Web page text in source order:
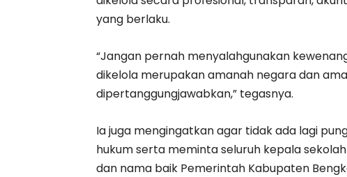
yang berlaku.
“Jangan pernah menyalahgunakan
dikelola merupakan amanah negara dan
dipertanggungjawabkan,” tegasnya.
Ia juga mengingatkan agar tidak ada lagi
hukum serta meminta seluruh kepala
dan nama baik Pemerintah Kabupaten